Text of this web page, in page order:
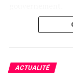
Comments
Pendant que les
vétustes, pénurie
médicaments),
majorité des
ACTUALITÉ